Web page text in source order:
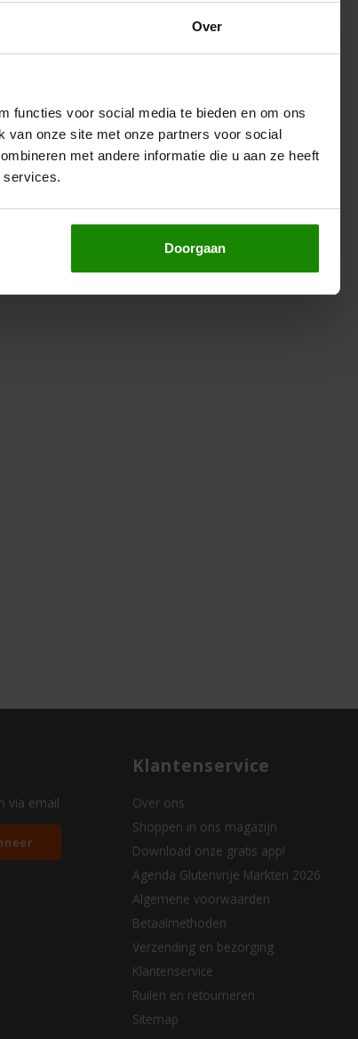
Over
functies voor social media te bieden en om ons
van onze site met onze partners voor social
met andere informatie die u aan ze heeft
services.
Doorgaan
via email
Klantenservice
Over ons
Shoppen in ons magazijn
Download onze gratis app!
Agenda Glutenvrije Markten 2026
Algemene voorwaarden
Betaalmethoden
Verzending en bezorging
Klantenservice
Ruilen en retourneren
Sitemap